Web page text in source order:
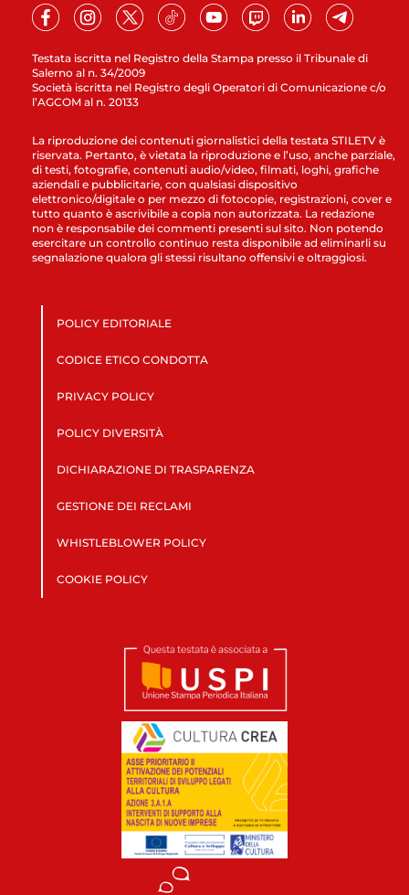
Testata iscritta nel Registro della Stampa presso il Tribunale di
Salerno al n. 34/2009
Società iscritta nel Registro degli Operatori di Comunicazione c/o
l’AGCOM al n. 20133
La riproduzione dei contenuti giornalistici della testata STILETV è
riservata. Pertanto, è vietata la riproduzione e l’uso, anche parziale,
di testi, fotografie, contenuti audio/video, filmati, loghi, grafiche
aziendali e pubblicitarie, con qualsiasi dispositivo
elettronico/digitale o per mezzo di fotocopie, registrazioni, cover e
tutto quanto è ascrivibile a copia non autorizzata. La redazione
non è responsabile dei commenti presenti sul sito. Non potendo
esercitare un controllo continuo resta disponibile ad eliminarli su
segnalazione qualora gli stessi risultano offensivi e oltraggiosi.
POLICY EDITORIALE
CODICE ETICO CONDOTTA
PRIVACY POLICY
POLICY DIVERSITÀ
DICHIARAZIONE DI TRASPARENZA
GESTIONE DEI RECLAMI
WHISTLEBLOWER POLICY
COOKIE POLICY